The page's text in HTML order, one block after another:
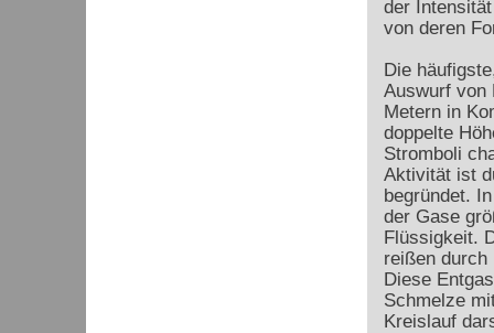
der
von deren
Die
Auswurf von
Metern in
doppelte
Stromboli
Aktivität ist
begründet.
der Gase
Flüssigkeit.
reißen durch
Diese
Schmelze
Kreislauf